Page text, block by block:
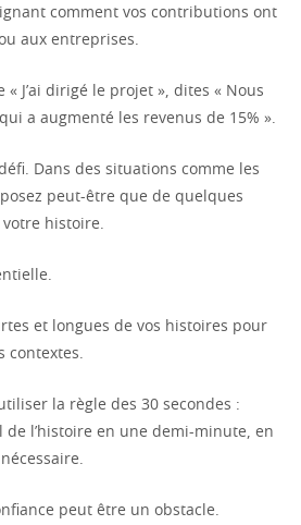
comment vos contributions ont
aux entreprises.
« J’ai dirigé le projet », dites « Nous
a augmenté les revenus de 15% ».
Dans des situations comme les
peut-être que de quelques
histoire.
et longues de vos histoires pour
contextes.
la règle des 30 secondes :
de l’histoire en une demi-minute, en
peut être un obstacle.